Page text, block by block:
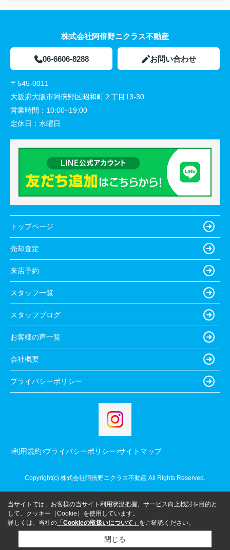
株式会社阿倍野ニクラス不動産
06-6606-8288 お問い合わせ
〒545-0011
大阪府大阪市阿倍野区昭和町２丁目13-30
営業時間： 10:00~19:00
定休日： 水曜日
トップページ
売却査定
来店予約
スタッフ一覧
スタッフブログ
お客様の声一覧
会社概要
プライバシーポリシー
利用規約 プライバシーポリシー サイトマップ
Copyright(c) 株式会社阿倍野ニクラス不動産 All Rights Reserved.
当サイトでは、お客様の当サイト利用状況把握、サービス向上検討を目的と
して、クッキー（Cookie）を使用しています。
詳しくは、当社の 「Cookieの取扱いについて」 をご確認ください。
閉じる